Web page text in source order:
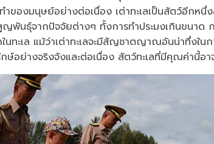
ำของมนุษย์อย่างต่อเนื่อง เต่าทะเลเป็นสัตว์อีกหนึ่
พันธุ์จากปัจจัยต่างๆ ทั้งการทำประมงเกินขนาด
ทะเล แม้ว่าเต่าทะเลจะมีสัญชาตญาณอันน่าทึ่งใน
ษ์อย่างจริงจังและต่อเนื่อง สัตว์ทะเลที่มีคุณค่านี้อ